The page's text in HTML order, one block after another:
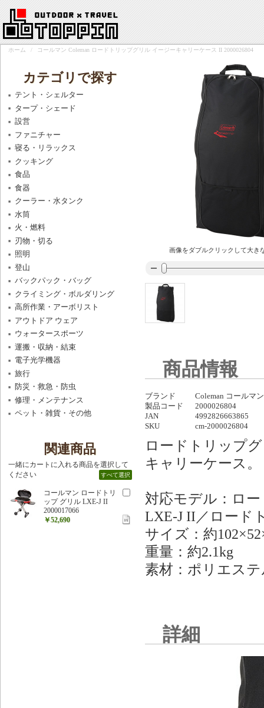
ホーム / コールマン Coleman ロードトリップグリル イージーキャリーケース II 2000026804
画像をダブルクリックして大き
商品情報
ブランド
Coleman コールマン
製品コード
2000026804
JAN
4992826663865
SKU
cm-2000026804
ロードトリップ
キャリーケース。
対応モデル：ロ
LXE-J II／ロード
サイズ：約
重量：約2.1kg
素材：ポリエス
詳細
カテゴリで探す
テント・シェルター
タープ・シェード
設営
ファニチャー
寝る・リラックス
クッキング
食品
食器
クーラー・水タンク
水筒
火・燃料
刃物・切る
照明
登山
バックパック・バッグ
クライミング・ボルダリング
高所作業・アーボリスト
アウトドア ウェア
ウォータースポーツ
運搬・収納・結束
電子光学機器
旅行
防災・救急・防虫
修理・メンテナンス
ペット・雑貨・その他
関連商品
一緒にカートに入れる商品を選択して
ください
すべて選択
コールマン ロードトリ
ップ グリル LXE-J II
2000017066
￥52,690